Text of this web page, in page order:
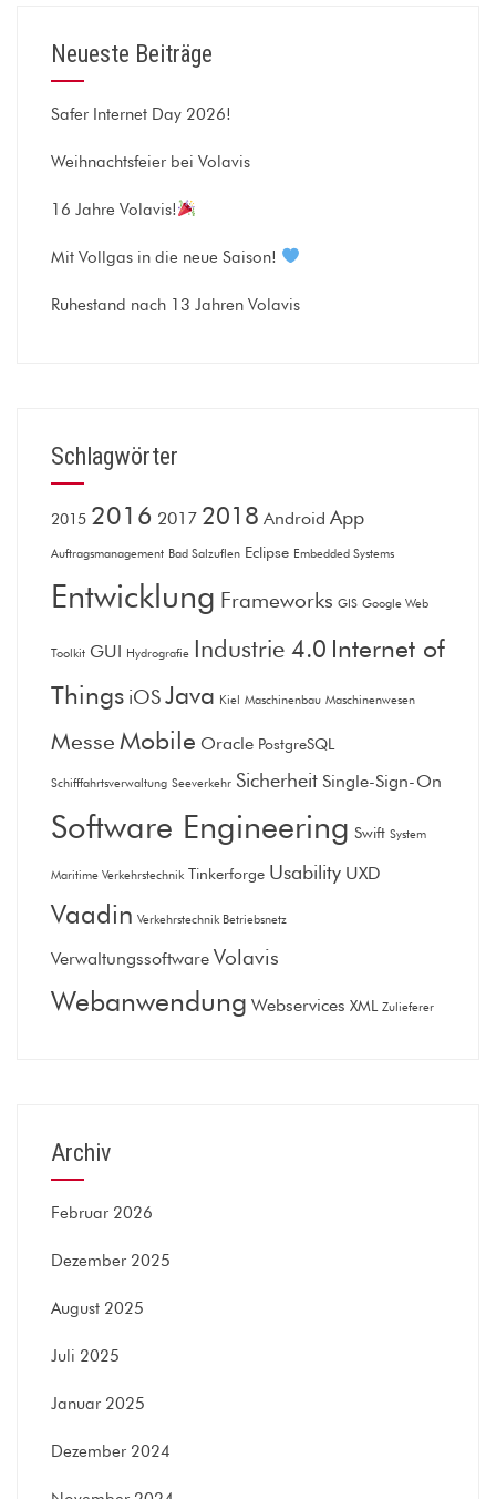
Neueste Beiträge
Safer Internet Day 2026!
Weihnachtsfeier bei Volavis
16 Jahre Volavis!
Mit Vollgas in die neue Saison!
Ruhestand nach 13 Jahren Volavis
Schlagwörter
2015 2016 2017 2018 Android App
Auftragsmanagement Bad Salzuflen Eclipse Embedded Systems
Entwicklung Frameworks GIS Google Web
Toolkit GUI Hydrografie Industrie 4.0 Internet of
Things iOSJava Kiel Maschinenbau Maschinenwesen
Messe Mobile Oracle PostgreSQL
Schifffahrtsverwaltung Seeverkehr Sicherheit Single-Sign-On
Software Engineering Swift System
Maritime Verkehrstechnik Tinkerforge Usability UXD
Vaadin Verkehrstechnik Betriebsnetz
Verwaltungssoftware Volavis
Webanwendung Webservices XML Zulieferer
Archiv
Februar 2026
Dezember 2025
August 2025
Juli 2025
Januar 2025
Dezember 2024